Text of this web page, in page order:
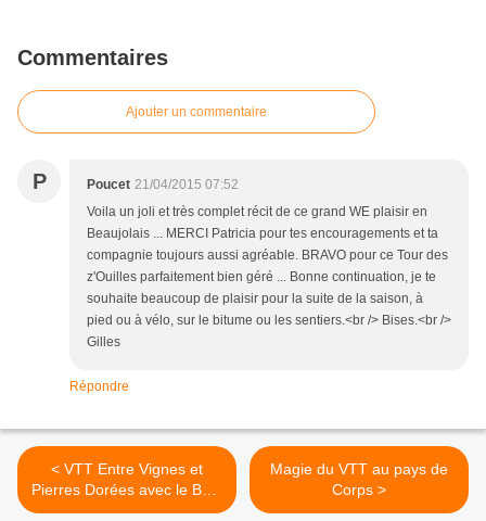
Commentaires
Ajouter un commentaire
P Poucet 21/04/2015 07:52
Voila un joli et très complet récit de ce grand WE plaisir en
Beaujolais ... MERCI Patricia pour tes encouragements et ta
compagnie toujours aussi agréable. BRAVO pour ce Tour des
z'Ouilles parfaitement bien géré ... Bonne continuation, je te
souhaite beaucoup de plaisir pour la suite de la saison, à
pied ou à vélo, sur le bitume ou les sentiers.<br /> Bises.<br />
Gilles
Répondre
< VTT Entre Vignes et
Pierres Dorées avec le BSC
St Germain-Nuelles
Magie du VTT au pays de
Corps >